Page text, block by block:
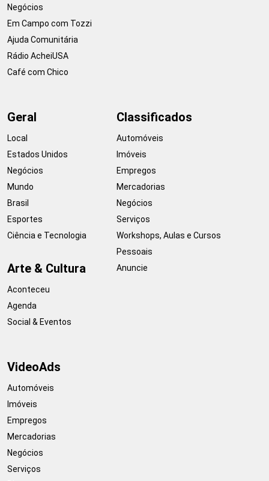
Negócios
Em Campo com Tozzi
Ajuda Comunitária
Rádio AcheiUSA
Café com Chico
Geral
Local
Estados Unidos
Negócios
Mundo
Brasil
Esportes
Ciência e Tecnologia
Arte & Cultura
Aconteceu
Agenda
Social & Eventos
Classificados
Automóveis
Imóveis
Empregos
Mercadorias
Negócios
Serviços
Workshops, Aulas e Cursos
Pessoais
Anuncie
VideoAds
Automóveis
Imóveis
Empregos
Mercadorias
Negócios
Serviços